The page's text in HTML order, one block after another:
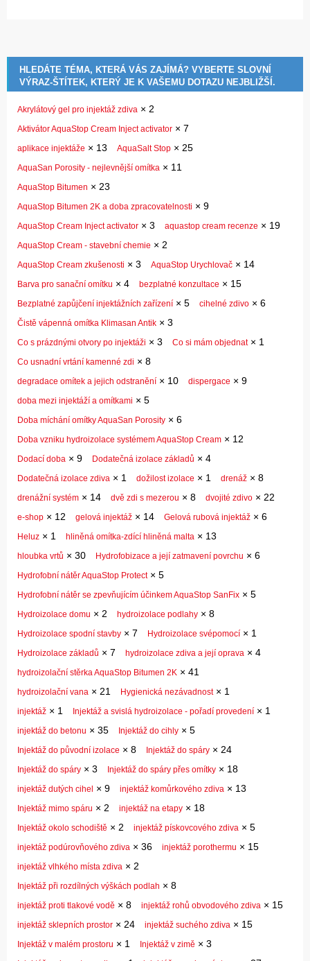
HLEDÁTE TÉMA, KTERÁ VÁS ZAJÍMÁ? VYBERTE SLOVNÍ
VÝRAZ-ŠTÍTEK, KTERÝ JE K VAŠEMU DOTAZU NEJBLIŽŠÍ.
Akrylátový gel pro injektáž zdiva × 2
Aktivátor AquaStop Cream Inject activator × 7
aplikace injektáže × 13 AquaSalt Stop × 25
AquaSan Porosity - nejlevnější omítka × 11
AquaStop Bitumen × 23
AquaStop Bitumen 2K a doba zpracovatelnosti × 9
AquaStop Cream Inject activator × 3 aquastop cream recenze × 19
AquaStop Cream - stavební chemie × 2
AquaStop Cream zkušenosti × 3 AquaStop Urychlovač × 14
Barva pro sanační omítku × 4 bezplatné konzultace × 15
Bezplatné zapůjčení injektážních zařízení × 5 cihelné zdivo × 6
Čistě vápenná omítka Klimasan Antik × 3
Co s prázdnými otvory po injektáži × 3 Co si mám objednat× 1
Co usnadní vrtání kamenné zdi × 8
degradace omítek a jejich odstranění × 10 dispergace × 9
doba mezi injektáží a omítkami × 5
Doba míchání omítky AquaSan Porosity × 6
Doba vzniku hydroizolace systémem AquaStop Cream × 12
Dodací doba × 9 Dodatečná izolace základů × 4
Dodatečná izolace zdiva × 1 dožilost izolace × 1 drenáž × 8
drenážní systém × 14 dvě zdi s mezerou × 8 dvojité zdivo × 22
e-shop × 12 gelová injektáž × 14 Gelová rubová injektáž × 6
Heluz × 1 hliněná omítka-zdící hliněná malta × 13
hloubka vrtů × 30 Hydrofobizace a její zatmavení povrchu × 6
Hydrofobní nátěr AquaStop Protect× 5
Hydrofobní nátěr se zpevňujícím účinkem AquaStop SanFix × 5
Hydroizolace domu × 2 hydroizolace podlahy × 8
Hydroizolace spodní stavby × 7 Hydroizolace svépomocí × 1
Hydroizolace základů × 7 hydroizolace zdiva a její oprava × 4
hydroizolační stěrka AquaStop Bitumen 2K × 41
hydroizolační vana × 21 Hygienická nezávadnost× 1
injektáž × 1 Injektáž a svislá hydroizolace - pořadí provedení × 1
injektáž do betonu × 35 Injektáž do cihly × 5
Injektáž do původní izolace × 8 Injektáž do spáry × 24
Injektáž do spáry × 3 Injektáž do spáry přes omítky × 18
injektáž dutých cihel × 9 injektáž komůrkového zdiva × 13
Injektáž mimo spáru × 2 injektáž na etapy × 18
Injektáž okolo schodiště × 2 injektáž pískovcového zdiva × 5
injektáž podúrovňového zdiva × 36 injektáž porothermu × 15
injektáž vlhkého místa zdiva × 2
Injektáž při rozdílných výškách podlah × 8
injektáž proti tlakové vodě × 8 injektáž rohů obvodového zdiva × 15
injektáž sklepních prostor × 24 injektáž suchého zdiva × 15
Injektáž v malém prostoru × 1 Injektáž v zimě × 3